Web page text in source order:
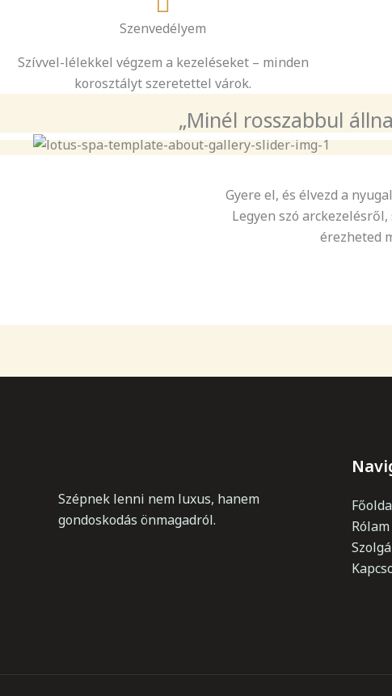
Szenvedélyem
Szívvel-lélekkel végzem a kezeléseket – minden
korosztályt szeretettel várok.
„Minél rosszabbul
Gyere el, és élvezd a
Legyen szó
érezheted
Szépnek lenni nem luxus, hanem
gondoskodás önmagadról.
Rólam